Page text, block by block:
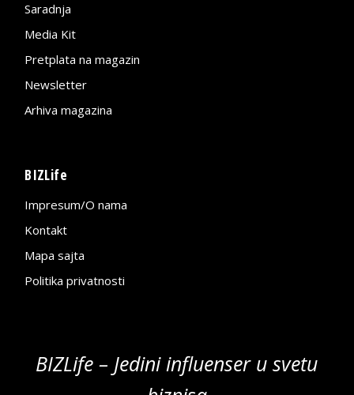
Saradnja
Media Kit
Pretplata na magazin
Newsletter
Arhiva magazina
BIZLife
Impresum/O nama
Kontakt
Mapa sajta
Politika privatnosti
BIZLife – Jedini influenser u svetu